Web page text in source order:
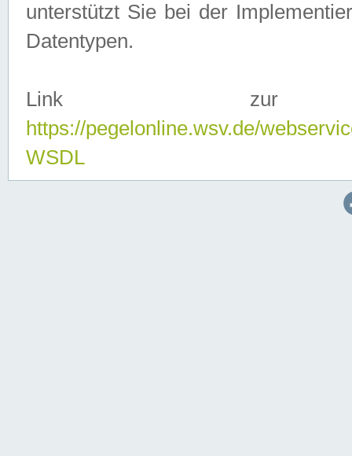
unterstützt Sie bei der
Datentypen.
Link zur
https://pegelonline.wsv.de/
WSDL